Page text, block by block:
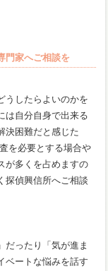
門家へご相談を
うしたらよいのかを
は自分自身で出来る
決困難だと感じた
を必要とする場合や
が多くを占めますの
探偵興信所へご相談
だったり「気が進ま
ベートな悩みを話す